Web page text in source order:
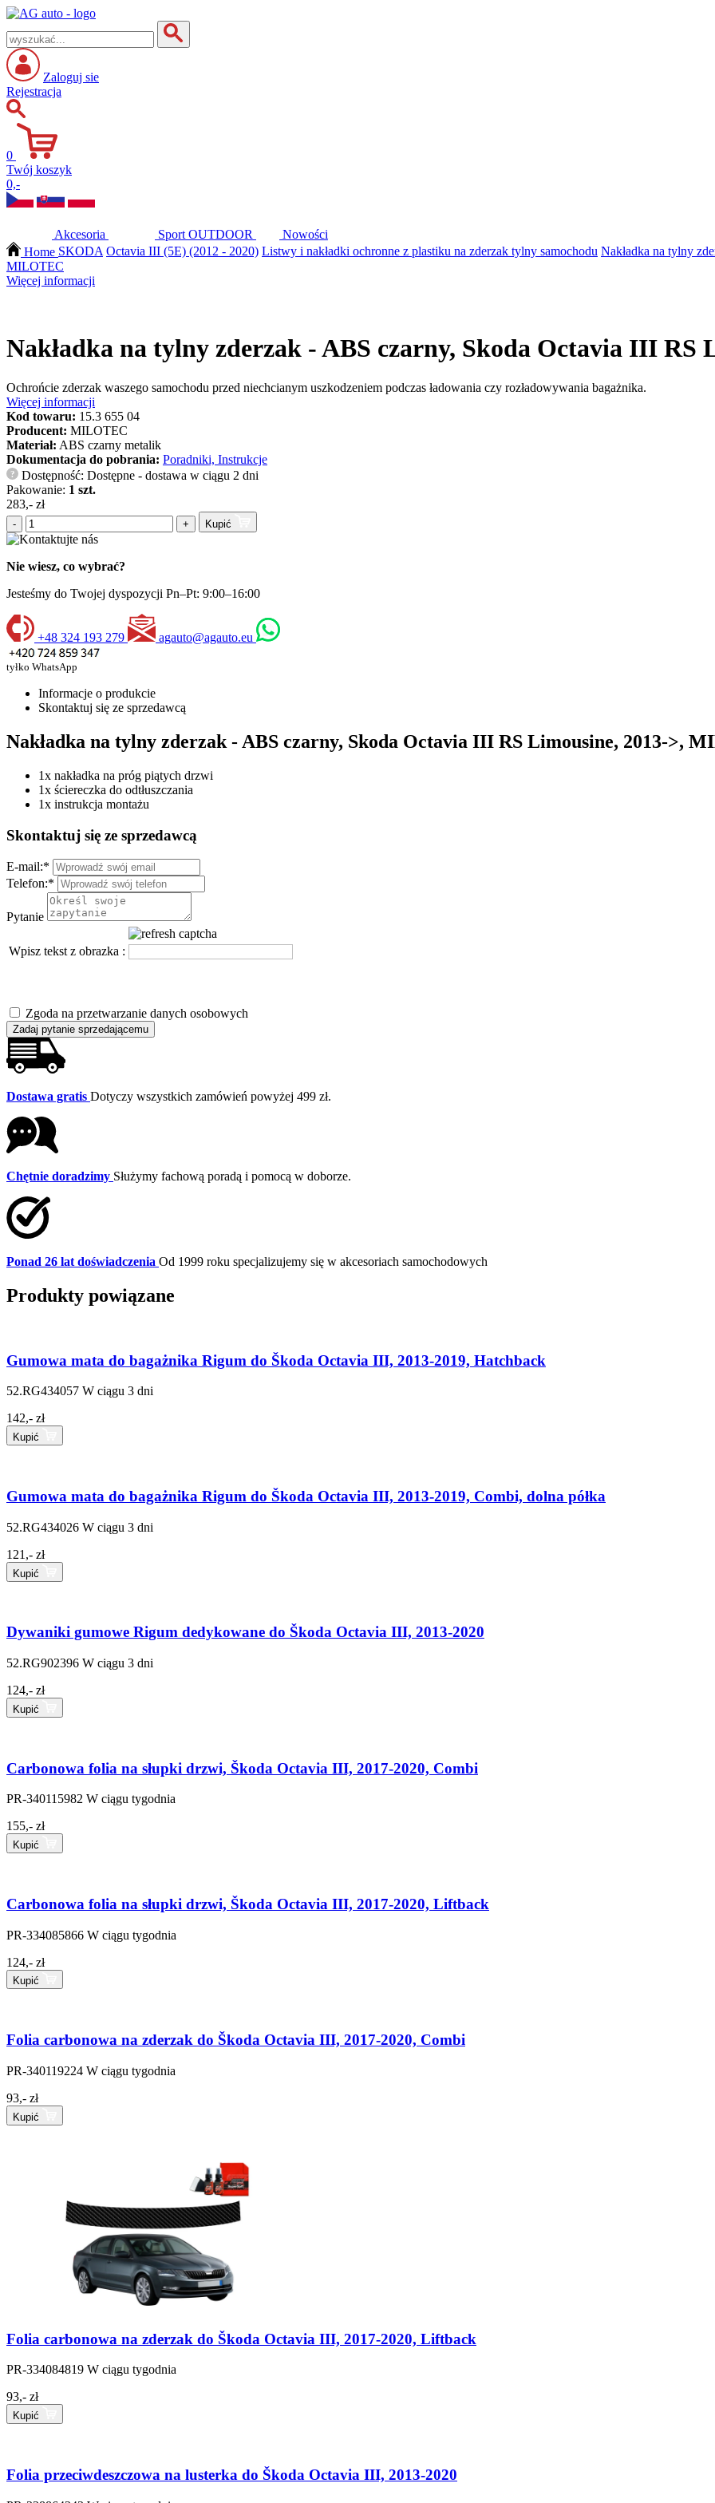
Zaloguj sie
Rejestracja
0
Twój koszyk
0,-
Akcesoria Sport OUTDOOR
Nowości
Home SKODA Octavia III (5E) (2012 - 2020) Listwy i nakładki ochronne z plastiku na zderzak tylny samochodu Nakładka na tylny
MILOTEC
Więcej informacji
Nakładka na tylny zderzak - ABS czarny, Skoda Octavia III RS
Ochrońcie zderzak waszego samochodu przed niechcianym uszkodzeniem podczas ładowania czy rozładowywania bagażnika.
Więcej informacji
Kod towaru: 15.3 655 04
Producent: MILOTEC
Materiał: ABS czarny metalik
Dokumentacja do pobrania: Poradniki, Instrukcje
?
Dostępność: Dostępne - dostawa w ciągu 2 dni
Pakowanie: 1 szt.
283,- zł
- + Kupić
Nie wiesz, co wybrać?
Jesteśmy do Twojej dyspozycji Pn–Pt: 9:00–16:00
+48 324 193 279 agauto@agauto.eu
tyłko WhatsApp
Informacje o produkcie
Skontaktuj się ze sprzedawcą
Nakładka na tylny zderzak - ABS czarny, Skoda Octavia III RS Limousine, 2013->,
1x nakładka na próg piątych drzwi
1x ściereczka do odtłuszczania
1x instrukcja montażu
Skontaktuj się ze sprzedawcą
E-mail:*
Telefon:*
Pytanie
Wpisz tekst z obrazka :
Zgoda na przetwarzanie danych osobowych
Zadaj pytanie sprzedającemu
Dostawa gratis Dotyczy wszystkich zamówień powyżej 499 zł.
Chętnie doradzimy Służymy fachową poradą i pomocą w doborze.
Ponad 26 lat doświadczenia Od 1999 roku specjalizujemy się w akcesoriach samochodowych
Produkty powiązane
Gumowa mata do bagażnika Rigum do Škoda Octavia III, 2013-2019, Hatchback
52.RG434057 W ciągu 3 dni
142,- zł
Kupić
Gumowa mata do bagażnika Rigum do Škoda Octavia III, 2013-2019, Combi, dolna półka
52.RG434026 W ciągu 3 dni
121,- zł
Kupić
Dywaniki gumowe Rigum dedykowane do Škoda Octavia III, 2013-2020
52.RG902396 W ciągu 3 dni
124,- zł
Kupić
Carbonowa folia na słupki drzwi, Škoda Octavia III, 2017-2020, Combi
PR-340115982 W ciągu tygodnia
155,- zł
Kupić
Carbonowa folia na słupki drzwi, Škoda Octavia III, 2017-2020, Liftback
PR-334085866 W ciągu tygodnia
124,- zł
Kupić
Folia carbonowa na zderzak do Škoda Octavia III, 2017-2020, Combi
PR-340119224 W ciągu tygodnia
93,- zł
Kupić
Folia carbonowa na zderzak do Škoda Octavia III, 2017-2020, Liftback
PR-334084819 W ciągu tygodnia
93,- zł
Kupić
Folia przeciwdeszczowa na lusterka do Škoda Octavia III, 2013-2020